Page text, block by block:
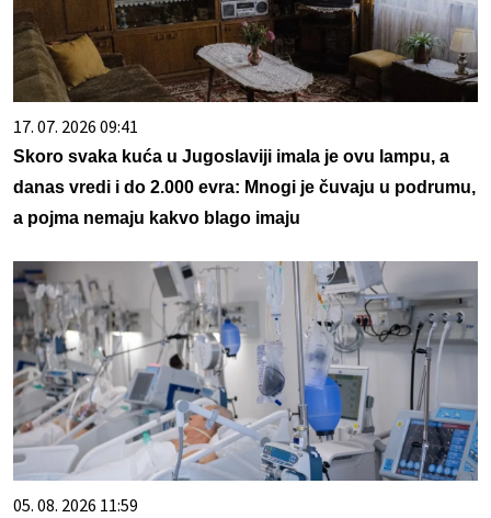
17. 07. 2026 09:41
Skoro svaka kuća u Jugoslaviji imala je ovu lampu, a
danas vredi i do 2.000 evra: Mnogi je čuvaju u podrumu,
a pojma nemaju kakvo blago imaju
05. 08. 2026 11:59